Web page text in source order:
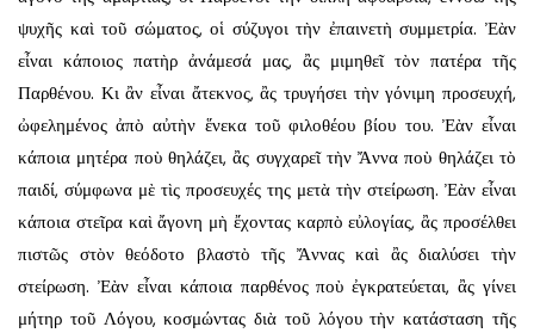
ψυχῆς καὶ τοῦ σώματος, οἱ σύζυγοι τὴν ἐπαινετὴ συμμετρία. Ἐὰν
εἶναι κάποιος πατὴρ ἀνάμεσά μας, ἂς μιμηθεῖ τὸν πατέρα τῆς
Παρθένου. Κι ἂν εἶναι ἄτεκνος, ἂς τρυγήσει τὴν γόνιμη προσευχή,
ὠφελημένος ἀπὸ αὐτὴν ἕνεκα τοῦ φιλοθέου βίου του. Ἐὰν εἶναι
κάποια μητέρα ποὺ θηλάζει, ἂς συγχαρεῖ τὴν Ἄννα ποὺ θηλάζει τὸ
παιδί, σύμφωνα μὲ τὶς προσευχές της μετὰ τὴν στείρωση. Ἐὰν εἶναι
κάποια στεῖρα καὶ ἄγονη μὴ ἔχοντας καρπὸ εὐλογίας, ἂς προσέλθει
πιστῶς στὸν θεόδοτο βλαστὸ τῆς Ἄννας καὶ ἂς διαλύσει τὴν
στείρωση. Ἐὰν εἶναι κάποια παρθένος ποὺ ἐγκρατεύεται, ἂς γίνει
μήτηρ τοῦ Λόγου, κοσμώντας διὰ τοῦ λόγου τὴν κατάσταση τῆς